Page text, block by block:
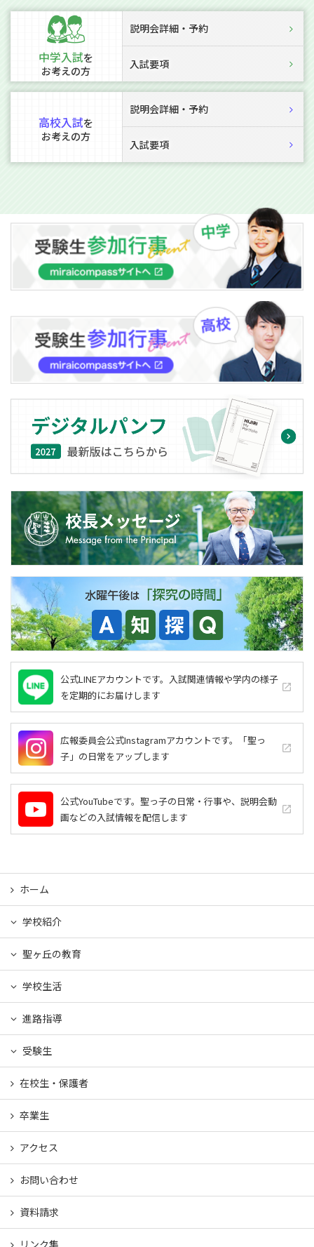
中学入試を
お考えの方
説明会詳細・予約
入試要項
高校入試を
お考えの方
説明会詳細・予約
入試要項
公式LINEアカウントです。入試関連情報や学内の様子
を定期的にお届けします
launch
広報委員会公式Instagramアカウントです。「聖っ
子」の日常をアップします
launch
公式YouTubeです。聖っ子の日常・行事や、説明会動
画などの入試情報を配信します
launch
ホーム
学校紹介
聖ヶ丘の教育
学校生活
進路指導
受験生
在校生・保護者
卒業生
アクセス
お問い合わせ
資料請求